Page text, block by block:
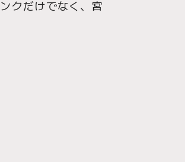
クだけでなく、宮